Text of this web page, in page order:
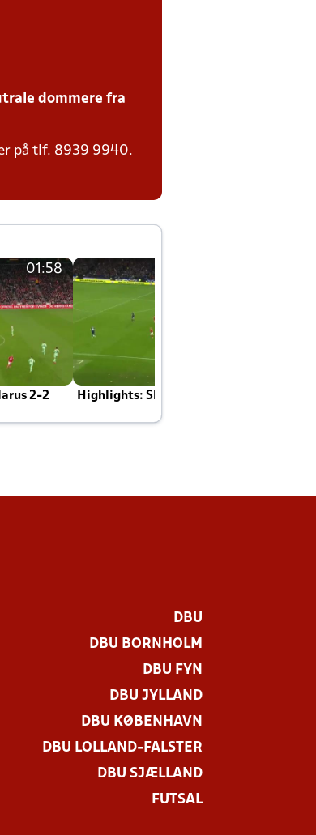
dommere fra
på tlf. 8939 9940.
01:58
2-2 Highlights: Skotland - Danmark 4-2
DBU
DBU BORNHOLM
DBU FYN
DBU JYLLAND
DBU KØBENHAVN
DBU LOLLAND-FALSTER
DBU SJÆLLAND
FUTSAL